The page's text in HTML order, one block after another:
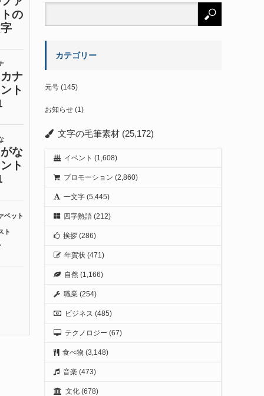
カテゴリー
元号 (145)
お知らせ (1)
文字の毛筆素材 (25,172)
イベント (1,608)
プロモーション (2,860)
一文字 (5,445)
四字熟語 (212)
挨拶 (286)
年賀状 (471)
自然 (1,166)
職業 (254)
ビジネス (485)
テクノロジー (67)
食べ物 (3,148)
音楽 (473)
文化 (678)